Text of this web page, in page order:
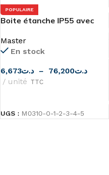
POPULAIRE
Boite étanche IP55 avec
Master
En stock
د.ت6,673 – د.ت76,200
unité TTC
UGS : M0310-0-1-2-3-4-5